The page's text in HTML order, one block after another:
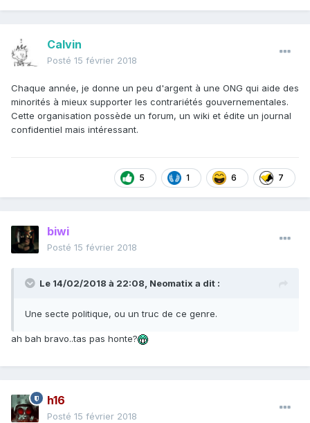
Calvin
Posté 15 février 2018
Chaque année, je donne un peu d'argent à une ONG qui aide des
minorités à mieux supporter les contrariétés gouvernementales.
Cette organisation possède un forum, un wiki et édite un journal
confidentiel mais intéressant.
5 1 6 7
biwi
Posté 15 février 2018
Le 14/02/2018 à 22:08, Neomatix a dit :
Une secte politique, ou un truc de ce genre.
ah bah bravo..tas pas honte?
h16
Posté 15 février 2018